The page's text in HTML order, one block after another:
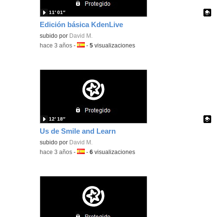
Edición básica KdenLive
Contenido educativo.
subido por David M.
11′ 01″
-hace 3 años -Idioma:
-5 visualizaciones
Us de Smile and Learn
Contenido educativo.
subido por David M.
12′ 18″
-hace 3 años -Idioma:
-6 visualizaciones